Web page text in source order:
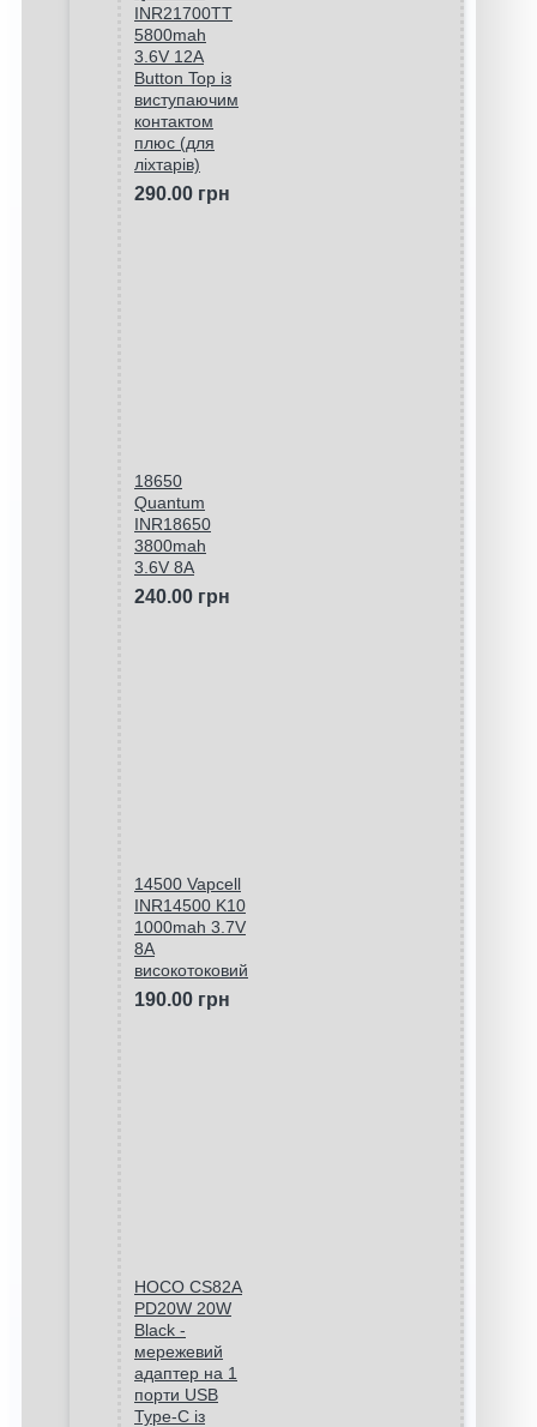
INR21700TT
5800mah
3.6V 12A
Button Top із
виступаючим
контактом
плюс (для
ліхтарів)
290.00 грн
18650
Quantum
INR18650
3800mah
3.6V 8A
240.00 грн
14500 Vapcell
INR14500 K10
1000mah 3.7V
8A
високотоковий
190.00 грн
HOCO CS82A
PD20W 20W
Black -
мережевий
адаптер на 1
порти USB
Type-C із